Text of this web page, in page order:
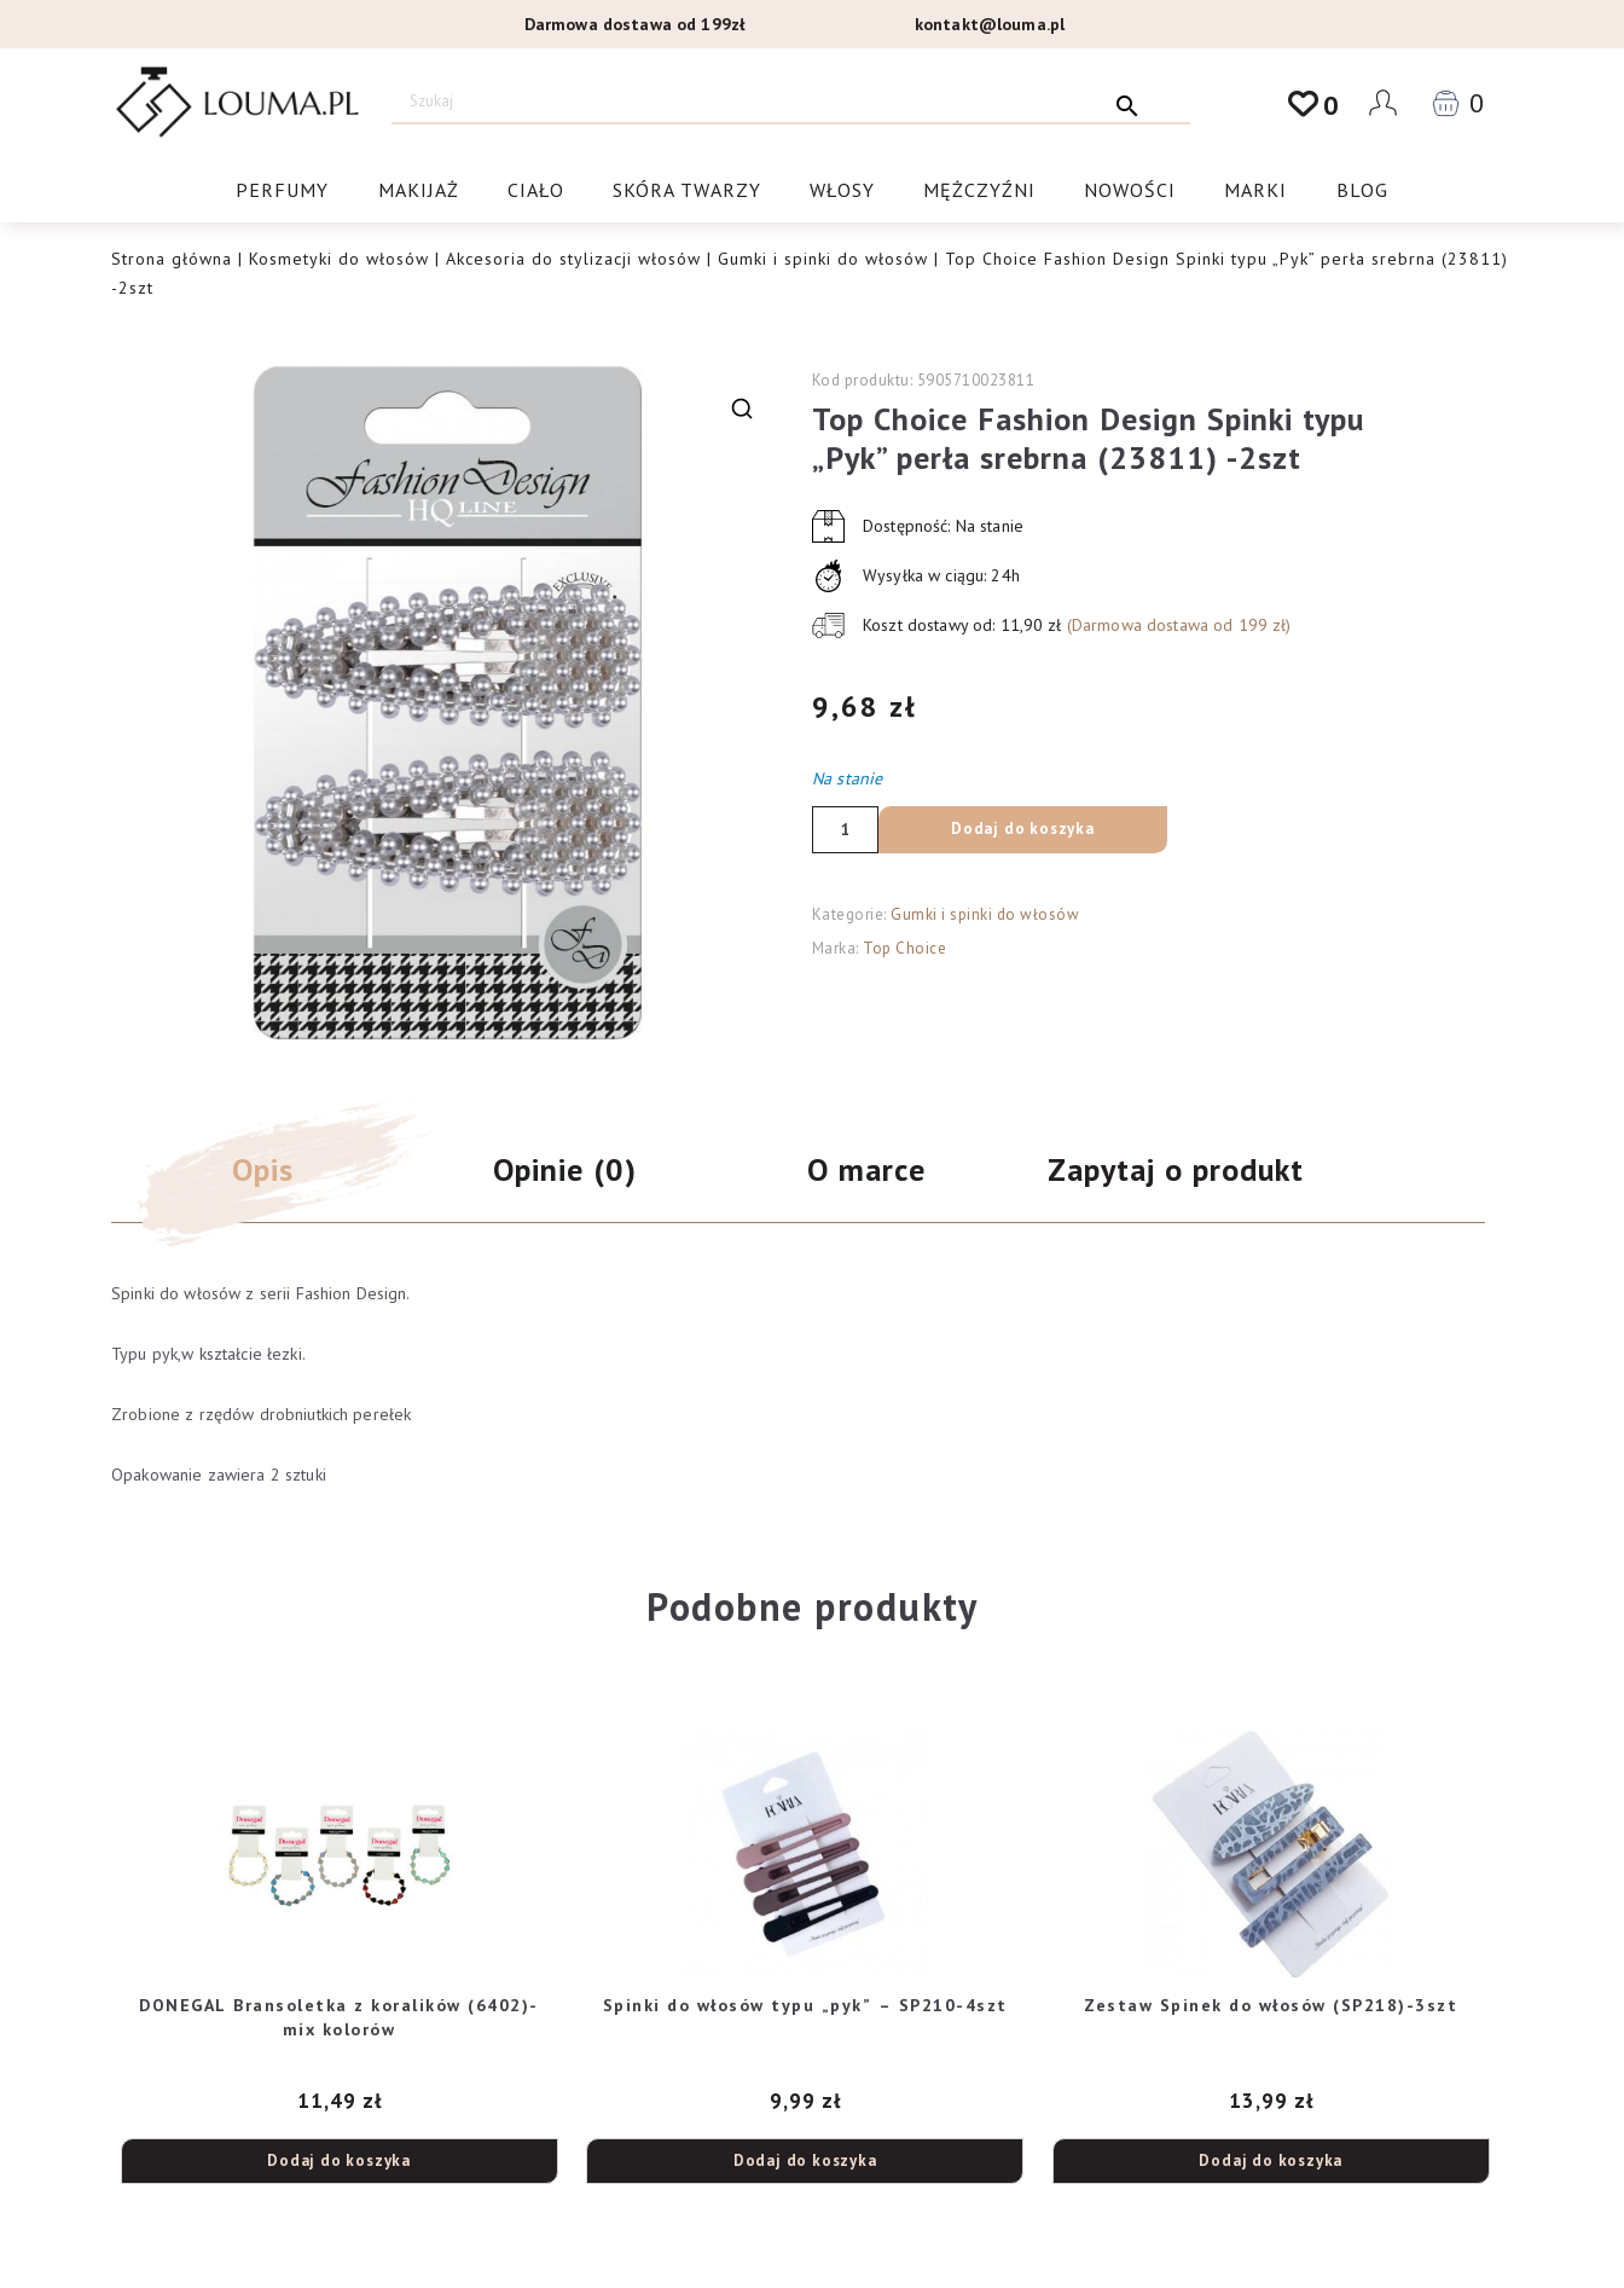
do
Darmowa dostawa od 199zł kontakt@louma.pl
Drogeria Louma.pl 0 0
PERFUMY MAKIJAŻ CIAŁO SKÓRA TWARZY WŁOSY MĘŻCZYŹNI NOWOŚCI MARKI BLOG
Strona główna | Kosmetyki do włosów | Akcesoria do stylizacji włosów | Gumki i spinki do włosów | Top Choice Fashion Design Spinki typu „Pyk” perła srebrna (23811)
-2szt
Kod produktu: 5905710023811
Top Choice Fashion Design Spinki typu
„Pyk” perła srebrna (23811) -2szt
Dostępność: Na stanie
Wysyłka w ciągu: 24h
Koszt dostawy od: 11,90 zł (Darmowa dostawa od 199 zł)
9,68 zł
Na stanie
ilość
Top
Fashion
Design
-2szt
Dodaj do koszyka
Kategorie: Gumki i spinki do włosów
Marka: Top Choice
Opis Opinie (0) O marce Zapytaj o produkt
Spinki do włosów z serii Fashion Design.
Typu pyk,w kształcie łezki.
Zrobione z rzędów drobniutkich perełek
Opakowanie zawiera 2 sztuki
Podobne produkty
DONEGAL Bransoletka z koralików (6402)-
mix kolorów
11,49 zł
Dodaj do koszyka
Spinki do włosów typu „pyk” – SP210-4szt
9,99 zł
Dodaj do koszyka
Zestaw Spinek do włosów (SP218)-3szt
13,99 zł
Dodaj do koszyka